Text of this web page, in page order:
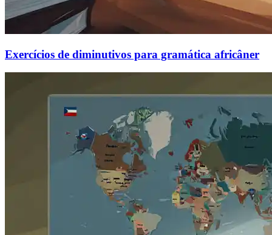
Exercícios de diminutivos para gramática africâner